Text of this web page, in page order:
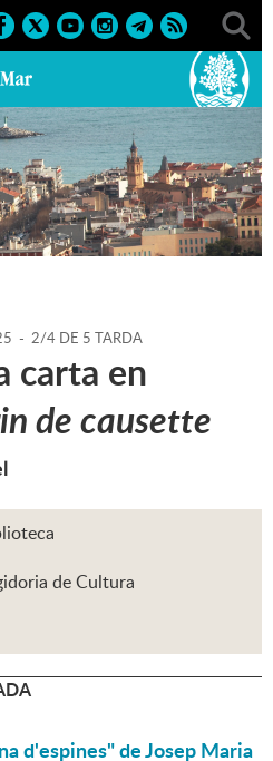
> Biblioteca P. Fidel
- 2/4 DE 5 TARDA
carta en
de causette
de Cultura
d'espines" de Josep Maria